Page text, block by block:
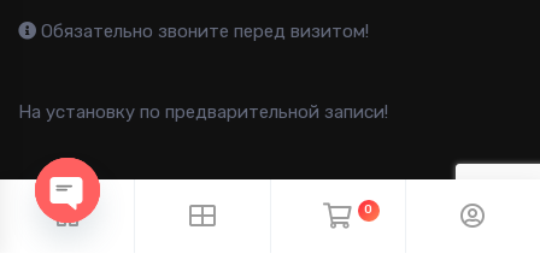
Обязательно звоните перед визитом!
На установку по предварительной записи!
0